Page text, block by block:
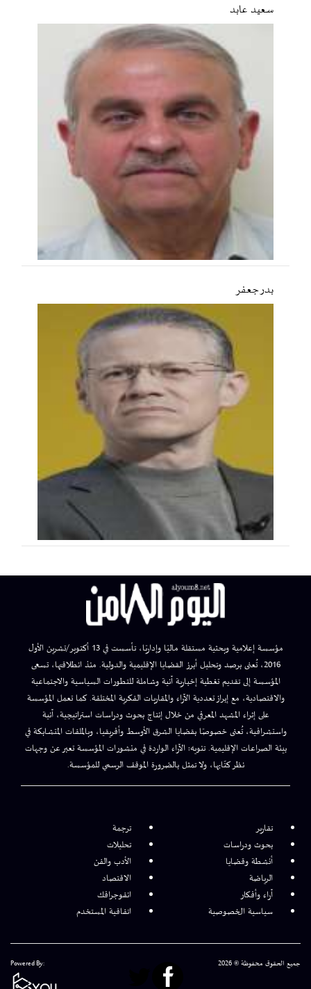
سعید عابد
بدر جعفر
مؤسسة إعلامية وبحثية مستقلة ماليًا وإداريًا، تأسست في 13 أكتوبر/تشرين الأول
2016، تُعنى برصد وتحليل أبرز القضايا الإقليمية والدولية. منذ انطلاقتها، تسعى
المؤسسة إلى تقديم تغطية إخبارية آنية وشاملة للتطورات السياسية والاجتماعية
والاقتصادية، مع إبراز تعددية الآراء والمقاربات الفكرية المختلفة. كما تعمل المؤسسة
على إثراء المشهد المعرفي من خلال إنتاج بحوث ودراسات استراتيجية، آنية
واستشرافية، تُعنى خصوصًا بقضايا الشرق الأوسط وأفريقيا، وبالملفات المتشابكة في
بيئة الصراعات الإقليمية. تنويه: الآراء الواردة في منشورات المؤسسة تعبر عن وجهات
نظر كتّابها، ولا تمثل بالضرورة الموقف الرسمي للمؤسسة.
تقارير
ترجمة
بحوث ودراسات
تحليلات
أنشطة وقضايا
الأدب والفن
الرياضة
الاقتصاد
آراء وأفكار
انفوجرافك
سياسية الخصوصية
اتفاقية المستخدم
جميع الحقوق محفوظة © 2026 Powered By: